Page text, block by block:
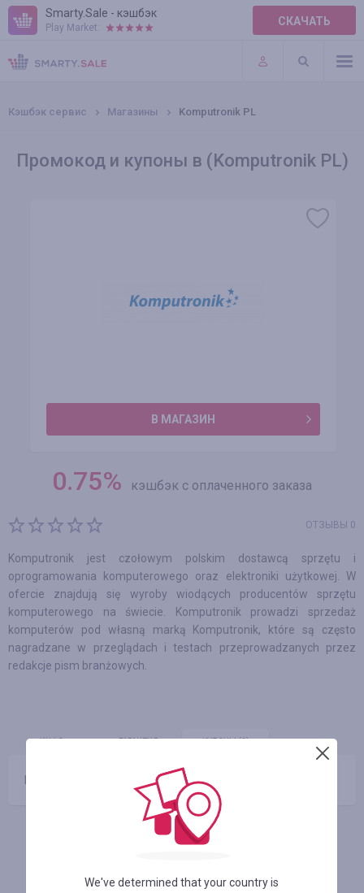
Smarty.Sale - кэшбэк
Play Market: СКАЧАТЬ
ПРАВИЛА
ПЛАГИНЫ
Кэшбэк сервис Магазины Komputronik PL
Промокод и купоны в (Komputronik PL)
В МАГАЗИН
0.75% кэшбэк с оплаченного заказа
ОТЗЫВЫ 0
Komputronik jest czołowym polskim dostawcą sprzętu i
oprogramowania komputerowego oraz elektroniki użytkowej. W
ofercie znajdują się wyroby wiodących producentów sprzętu
komputerowego na świecie. Komputronik prowadzi sprzedaż
komputerów pod własną marką Komputronik, które są często
nagradzane w przeglądach i testach przeprowadzanych przez
redakcje pism branżowych.
ИНФО ГАРАНТИЯ КУПОНЫ(0)
Промокоды отсутствуют
Похожие магазины
We've determined that your country is